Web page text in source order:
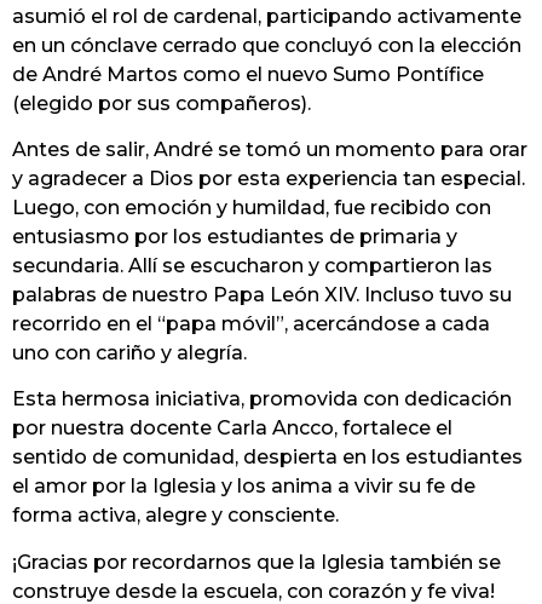
asumió el rol de cardenal, participando activamente
en un cónclave cerrado que concluyó con la elección
de André Martos como el nuevo Sumo Pontífice
(elegido por sus compañeros).
Antes de salir, André se tomó un momento para orar
y agradecer a Dios por esta experiencia tan especial.
Luego, con emoción y humildad, fue recibido con
entusiasmo por los estudiantes de primaria y
secundaria. Allí se escucharon y compartieron las
palabras de nuestro Papa León XIV. Incluso tuvo su
recorrido en el “papa móvil”, acercándose a cada
uno con cariño y alegría.
Esta hermosa iniciativa, promovida con dedicación
por nuestra docente Carla Ancco, fortalece el
sentido de comunidad, despierta en los estudiantes
el amor por la Iglesia y los anima a vivir su fe de
forma activa, alegre y consciente.
¡Gracias por recordarnos que la Iglesia también se
construye desde la escuela, con corazón y fe viva!